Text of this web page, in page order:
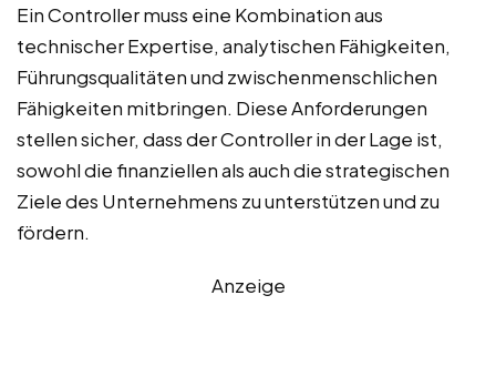
Ein Controller muss eine Kombination aus
technischer Expertise, analytischen Fähigkeiten,
Führungsqualitäten und zwischenmenschlichen
Fähigkeiten mitbringen. Diese Anforderungen
stellen sicher, dass der Controller in der Lage ist,
sowohl die finanziellen als auch die strategischen
Ziele des Unternehmens zu unterstützen und zu
fördern.
Anzeige